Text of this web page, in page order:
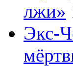
лжи»
Экс-